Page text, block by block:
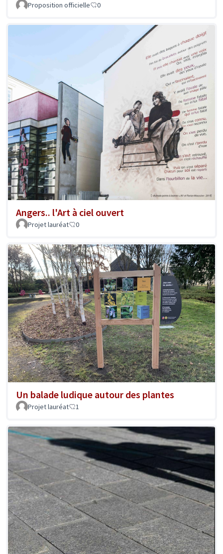
Proposition officielle 0
Angers.. l'Art à ciel ouvert
Projet lauréat 0
Un balade ludique autour des plantes
Projet lauréat 1